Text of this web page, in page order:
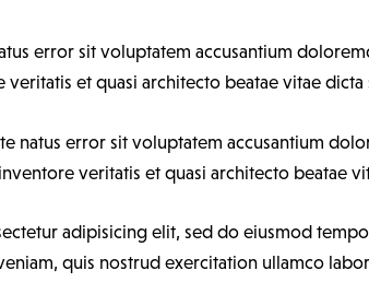
error sit voluptatem accusantium
et quasi architecto beatae vitae dicta
natus error sit voluptatem accusantium
veritatis et quasi architecto beatae
adipisicing elit, sed do eiusmod
quis nostrud exercitation ullamco